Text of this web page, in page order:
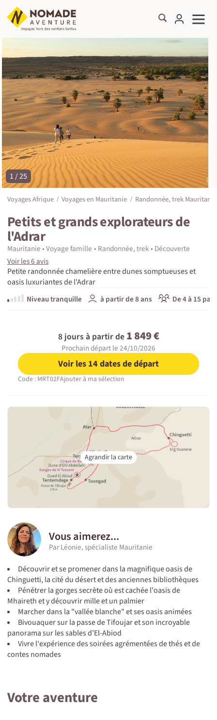
©
1 / 25
Voyages Afrique Voyages en Mauritanie Randonnée, trek Mauritanie
Petits et grands explorateurs de
l'Adrar
Mauritanie Voyage famille Randonnée, trek Découverte
Voir les 6 avis
Petite randonnée chamelière entre dunes somptueuses et
oasis luxuriantes de l'Adrar
Niveau tranquille
à partir de 8 ans De 4 à 15
8 jours à partir de 1 849 €
Prochain départ le 24/10/2026
Voir les 14 dates de départ
Code : MRT02FAjouter à ma sélection
Vous aimerez...
Par Léonie, spécialiste Mauritanie
Découvrir et se promener dans la magnifique oasis de
Chinguetti, la cité du désert et des anciennes bibliothèques
Pénétrer la gorges secrète où est cachée l'oasis de
Mhaireth et y découvrir mille et un palmier
Marcher dans la "vallée blanche" et ses oasis animées
Bivouaquer sur la passe de Tifoujar et son incroyable
panorama sur les sables d’El-Abiod
Vivre l'expérience des soirées agrémentées de thés et de
contes nomades
Votre aventure